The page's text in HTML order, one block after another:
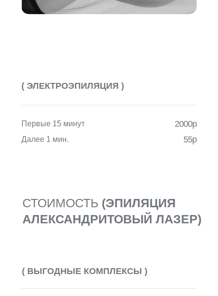
( ЭЛЕКТРОЭПИЛЯЦИЯ )
Первые 15 минут
Далее 1 мин.
2000р
55р
СТОИМОСТЬ (ЭПИЛЯЦИЯ
АЛЕКСАНДРИТОВЫЙ ЛАЗЕР)
( ВЫГОДНЫЕ КОМПЛЕКСЫ )